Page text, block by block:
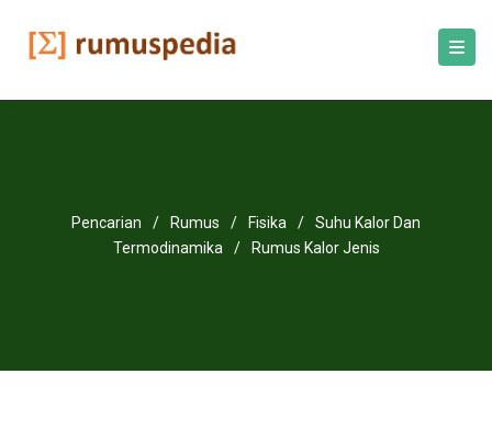
Pencarian / Rumus / Fisika /
Suhu Kalor Dan
Termodinamika
/ Rumus Kalor Jenis